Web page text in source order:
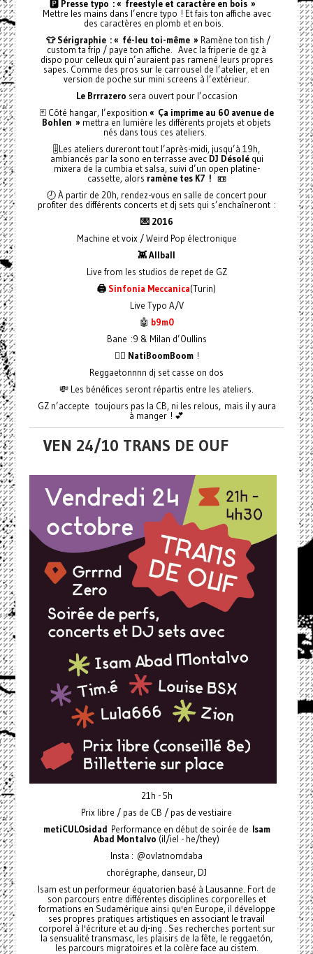
🅿️ Presse typo : « freestyle et caractère en bois »
Mettre les mains dans l’encre typo ! Et fais ton affiche avec
des caractères en plomb et en bois.
👕 Sérigraphie : « fé-leu toi-même » Ramène ton tish /
custom ta frip / paye ton affiche. Avec la friperie de gz à
dispo pour celleux qui n’auraient pas ramené leurs propres
sapes. Comme des pros sur le carrousel de l’atelier, et en
version de poche sur mini screens à l’extérieur.
Le Brrrazero sera ouvert pour l’occasion
🃏 Côté hangar, l’exposition « Ça imprime au 60 avenue de
Bohlen » mettra en lumière les différents projets et objets
nés dans tous ces ateliers.
🎚️Les ateliers dureront tout l’après-midi, jusqu’à 19h,
ambiancés par la sono en terrasse avec DJ Désolé qui
mixera de la cumbia et salsa, suivi d’un open platine-
cassette, alors ramène tes K7 ! 📼
🕗 À partir de 20h, rendez-vous en salle de concert pour
profiter des différents concerts et dj sets qui s’enchaîneront :
💌 2016
Machine et voix / Weird Pop électronique
👾 Allball
Live from les studios de repet de GZ
🖨️ Sinfonia Meccanica(Turin)
Live Typo A/V
🤖 b9m0
Bane :9 & Milan d’Oullins
❤️‍🔥 NatiBoomBoom !
Reggaetonnnn dj set casse on dos
💸 Les bénéfices seront répartis entre les ateliers.
GZ n’accepte toujours pas la CB, ni les relous, mais il y aura
à manger ! 💕
VEN 24/10 TRANS DE OUF
21h - 5h
Prix libre / pas de CB / pas de vestiaire
metiCULOsidad Performance en début de soirée de Isam
Abad Montalvo (il/iel - he/they)
Insta : @ovlatnomdaba
chorégraphe, danseur, DJ
Isam est un performeur équatorien basé à Lausanne. Fort de
son parcours entre différentes disciplines corporelles et
formations en Sudamérique ainsi qu'en Europe, il développe
ses propres pratiques artistiques en associant le travail
corporel à l'écriture et au dj-ing . Ses recherches portent sur
la sensualité transmasc, les plaisirs de la fête, le reggaetón,
les parcours migratoires et la colère face au cistem.